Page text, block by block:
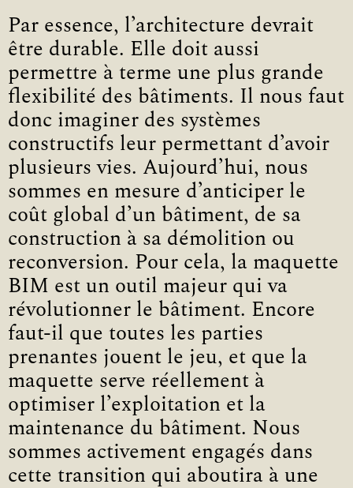
Par essence, l’architecture devrait
être durable. Elle doit aussi
permettre à terme une plus grande
flexibilité des bâtiments. Il nous faut
donc imaginer des systèmes
constructifs leur permettant d’avoir
plusieurs vies. Aujourd’hui, nous
sommes en mesure d’anticiper le
coût global d’un bâtiment, de sa
construction à sa démolition ou
reconversion. Pour cela, la maquette
BIM est un outil majeur qui va
révolutionner le bâtiment. Encore
faut-il que toutes les parties
prenantes jouent le jeu, et que la
maquette serve réellement à
optimiser l’exploitation et la
maintenance du bâtiment. Nous
sommes activement engagés dans
cette transition qui aboutira à une